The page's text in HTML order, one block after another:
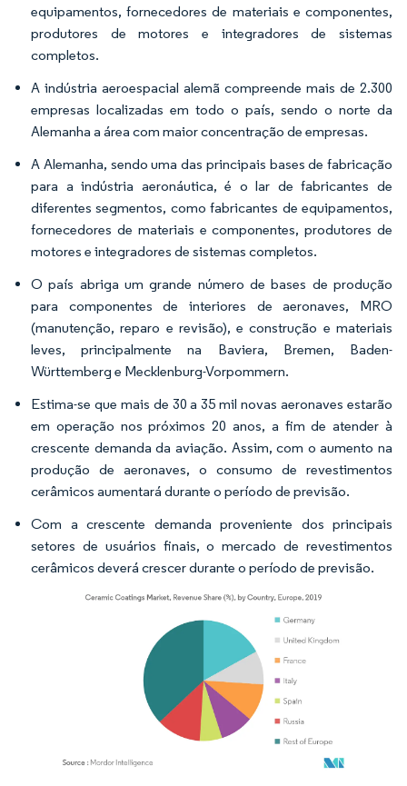
equipamentos, fornecedores de materiais e componentes,
produtores de motores e integradores de sistemas
completos.
A indústria aeroespacial alemã compreende mais de 2.300
empresas localizadas em todo o país, sendo o norte da
Alemanha a área com maior concentração de empresas.
A Alemanha, sendo uma das principais bases de fabricação
para a indústria aeronáutica, é o lar de fabricantes de
diferentes segmentos, como fabricantes de equipamentos,
fornecedores de materiais e componentes, produtores de
motores e integradores de sistemas completos.
O país abriga um grande número de bases de produção
para componentes de interiores de aeronaves, MRO
(manutenção, reparo e revisão), e construção e materiais
leves, principalmente na Baviera, Bremen, Baden-
Württemberg e Mecklenburg-Vorpommern.
Estima-se que mais de 30 a 35 mil novas aeronaves estarão
em operação nos próximos 20 anos, a fim de atender à
crescente demanda da aviação. Assim, com o aumento na
produção de aeronaves, o consumo de revestimentos
cerâmicos aumentará durante o período de previsão.
Com a crescente demanda proveniente dos principais
setores de usuários finais, o mercado de revestimentos
cerâmicos deverá crescer durante o período de previsão.